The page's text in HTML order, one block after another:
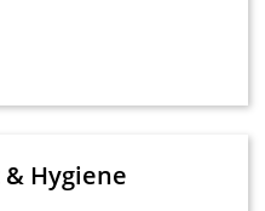
Hygiene
Statistiken
aus